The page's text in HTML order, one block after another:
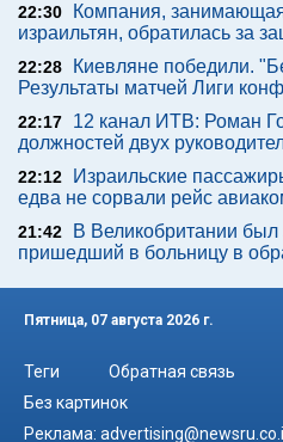
22:30
Компания,
израильтян, обратилась за
22:28
Киевляне победили.
Результаты матчей Лиги
22:17
12 канал ИТВ: Роман
должностей двух
22:12
Израильские
едва не сорвали рейс
21:42
В Великобритании
пришедший в больницу в
Пятница, 07 августа 2026 г.
Теги Обратная связь
Без картинок
Реклама: advertising@newsru.co.il